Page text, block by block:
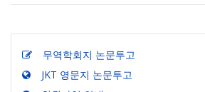
무역학회지 논문투고
JKT 영문지 논문투고